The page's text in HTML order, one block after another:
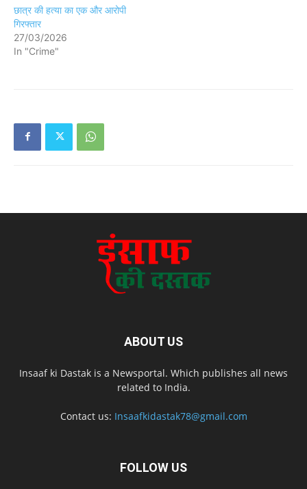
छात्र की हत्या का एक और आरोपी
गिरफ्तार
27/03/2026
In "Crime"
ABOUT US
Insaaf ki Dastak is a Newsportal. Which publishes all news
related to India.
Contact us: Insaafkidastak78@gmail.com
FOLLOW US